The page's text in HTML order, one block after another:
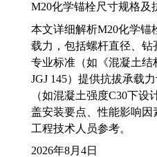
M20化学锚栓尺寸规格及
本文详细解析M20化学锚
载力，包括螺杆直径、
专业标准（如《混凝土结
JGJ 145）提供抗拔承载
（如混凝土强度C30下设
盖安装要点、性能影响
工程技术人员参考。
2026年8月4日